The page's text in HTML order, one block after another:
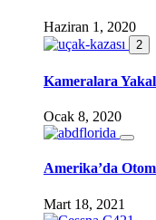
Haziran 1, 2020
2
Kameralara
Ocak 8, 2020
Amerika’da
Mart 18, 2021